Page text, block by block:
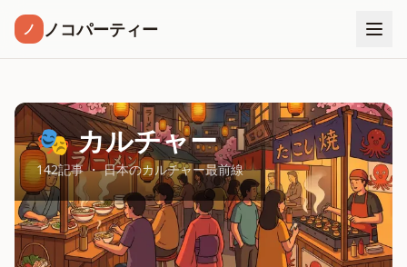
ノ ノコパーティー
🎭 カルチャー
142記事 ・ 日本のカルチャー最前線